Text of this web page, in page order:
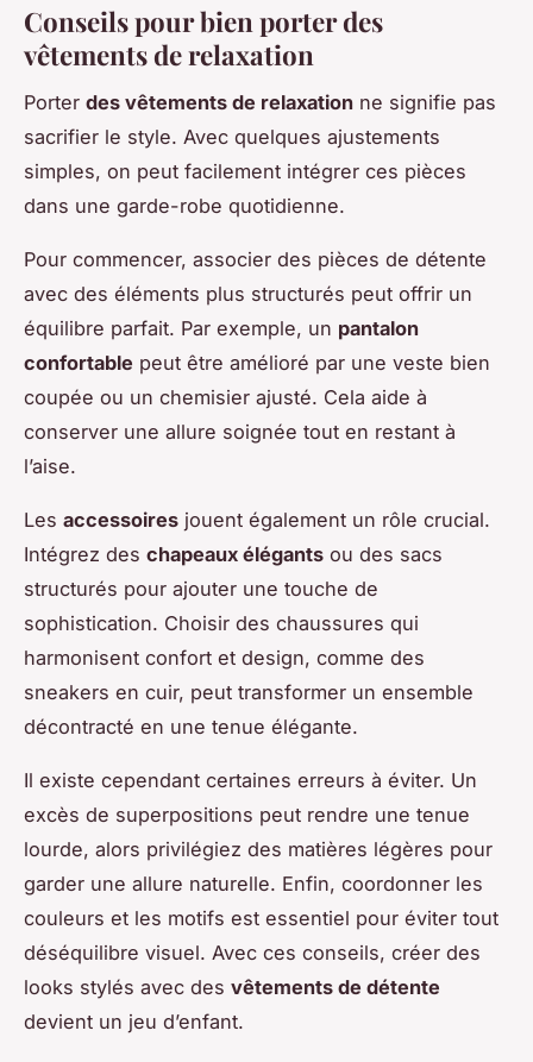
Conseils pour bien porter des
vêtements de relaxation
Porter des vêtements de relaxation ne signifie pas
sacrifier le style. Avec quelques ajustements
simples, on peut facilement intégrer ces pièces
dans une garde-robe quotidienne.
Pour commencer, associer des pièces de détente
avec des éléments plus structurés peut offrir un
équilibre parfait. Par exemple, un pantalon
confortable peut être amélioré par une veste bien
coupée ou un chemisier ajusté. Cela aide à
conserver une allure soignée tout en restant à
l’aise.
Les accessoires jouent également un rôle crucial.
Intégrez des chapeaux élégants ou des sacs
structurés pour ajouter une touche de
sophistication. Choisir des chaussures qui
harmonisent confort et design, comme des
sneakers en cuir, peut transformer un ensemble
décontracté en une tenue élégante.
Il existe cependant certaines erreurs à éviter. Un
excès de superpositions peut rendre une tenue
lourde, alors privilégiez des matières légères pour
garder une allure naturelle. Enfin, coordonner les
couleurs et les motifs est essentiel pour éviter tout
déséquilibre visuel. Avec ces conseils, créer des
looks stylés avec des vêtements de détente
devient un jeu d’enfant.